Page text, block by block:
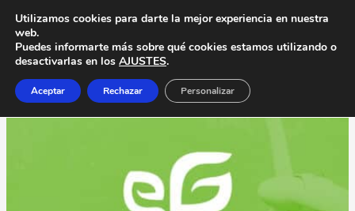
Utilizamos cookies para darte la mejor experiencia en nuestra
web.
Puedes informarte más sobre qué cookies estamos utilizando o
desactivarlas en los AJUSTES.
Aceptar Rechazar Personalizar